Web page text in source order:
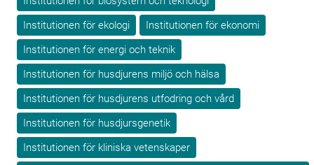
Institutionen för ekologi
Institutionen för ekonomi
Institutionen för energi och teknik
Institutionen för husdjurens miljö och hälsa
Institutionen för husdjurens utfodring och vård
Institutionen för husdjursgenetik
Institutionen för kliniska vetenskaper